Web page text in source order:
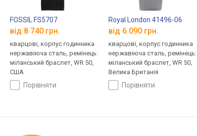
FOSSIL FS5707
від 8 740 грн.
кварцові, корпус годинника
нержавіюча сталь, ремінець:
міланський браслет, WR 50,
США
порівняти
Royal London 41496-06
від 6 090 грн.
кварцові, корпус годинника
нержавіюча сталь, ремінець:
міланський браслет, WR 50,
Велика Британія
порівняти